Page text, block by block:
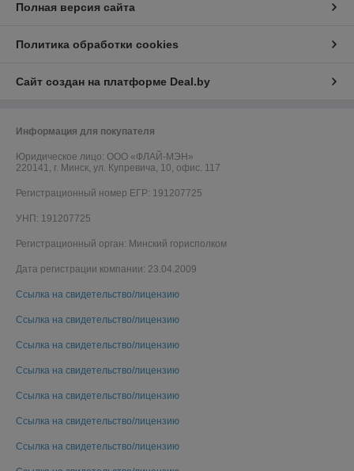
Полная версия сайта
Политика обработки cookies
Сайт создан на платформе Deal.by
Информация для покупателя
Юридическое лицо: ООО «ФЛАЙ-МЭН»
220141, г. Минск, ул. Купревича, 10, офис. 117
Регистрационный номер ЕГР: 191207725
УНП: 191207725
Регистрационный орган: Минский горисполком
Дата регистрации компании: 23.04.2009
Ссылка на свидетельство/лицензию
Ссылка на свидетельство/лицензию
Ссылка на свидетельство/лицензию
Ссылка на свидетельство/лицензию
Ссылка на свидетельство/лицензию
Ссылка на свидетельство/лицензию
Ссылка на свидетельство/лицензию